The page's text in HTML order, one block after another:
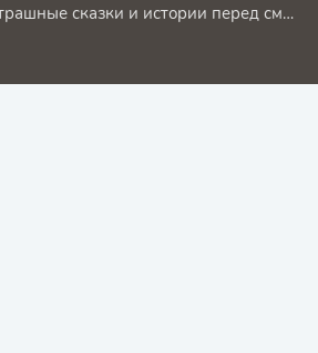
Страшные сказки и истории перед смертью